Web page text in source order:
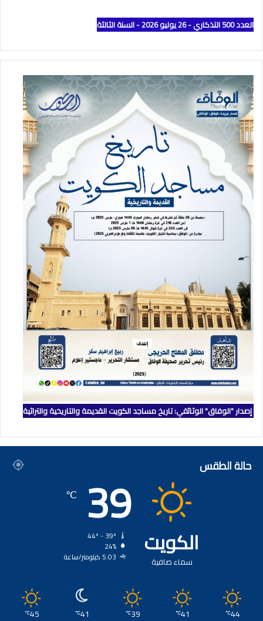
العدد 500 التذكاري - 26 يوليو 2026 - السنة الثالثة
إصدار "الوفاق" الوثائقي: تاريخ مساجد الكويت القديمة والتاريخية والتراثية
حالة الطقس
الكويت
سماء صافية
39
℃
24%
5.03 كيلومتر/ساعة
44
℃
41
℃
39
℃
41
℃
45
℃